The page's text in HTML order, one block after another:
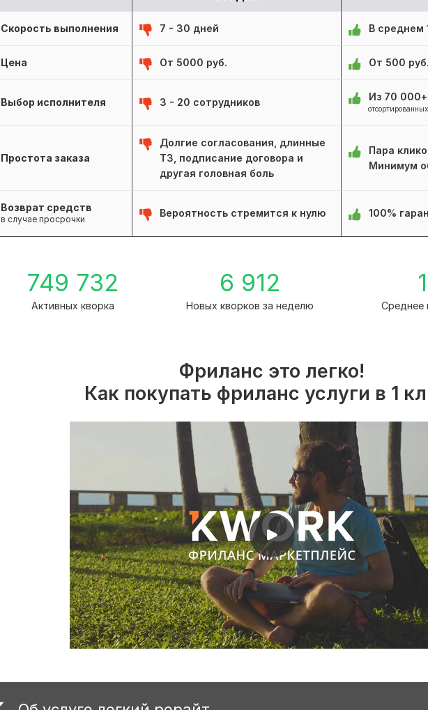
Скорость выполнения 7 - 30 дней В среднем
Цена От 5000 руб. От 500
Выбор исполнителя 3 - 20 сотрудников Из 70
Простота заказа
Долгие согласования, длинные
ТЗ, подписание договора и
другая головная боль
Пара
Минимум
Возврат средств
в случае просрочки
Вероятность стремится к нулю 100%
749 732
Активных кворка
6 912
Новых кворков за неделю
1
Среднее
Фриланс это легко!
Как покупать фриланс услуги в 1